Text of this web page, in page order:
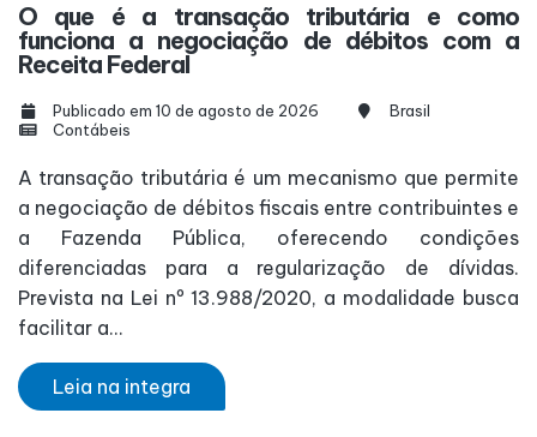
O que é a transação tributária e como
funciona a negociação de débitos com a
Receita Federal
Publicado em 10 de agosto de 2026
Brasil
Contábeis
A transação tributária é um mecanismo que permite
a negociação de débitos fiscais entre contribuintes e
a Fazenda Pública, oferecendo condições
diferenciadas para a regularização de dívidas.
Prevista na Lei nº 13.988/2020, a modalidade busca
facilitar a...
Leia na integra